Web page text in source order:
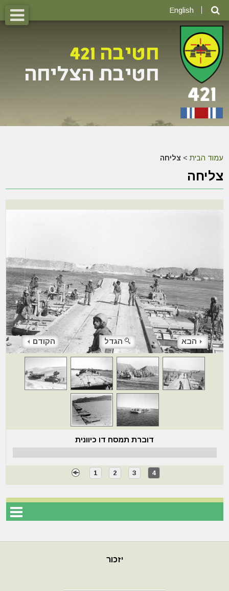
English
עמוד הבית > צליחה
צליחה
הקודם הגדל הבא
דוברת תמסח דו כיוונית
1 2 3 4
יזכור